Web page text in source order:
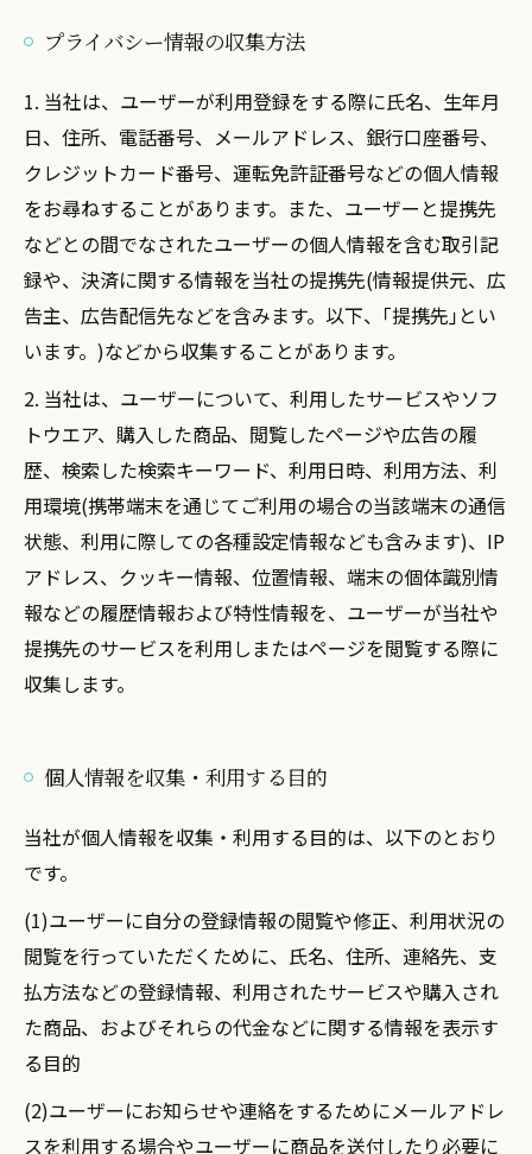
プライバシー情報の収集方法
1. 当社は、ユーザーが利用登録をする際に氏名、生年月
日、住所、電話番号、メールアドレス、銀行口座番号、
クレジットカード番号、運転免許証番号などの個人情報
をお尋ねすることがあります。また、ユーザーと提携先
などとの間でなされたユーザーの個人情報を含む取引記
録や、決済に関する情報を当社の提携先(情報提供元、広
告主、広告配信先などを含みます。以下、｢提携先｣とい
います。)などから収集することがあります。
2. 当社は、ユーザーについて、利用したサービスやソフ
トウエア、購入した商品、閲覧したページや広告の履
歴、検索した検索キーワード、利用日時、利用方法、利
用環境(携帯端末を通じてご利用の場合の当該端末の通信
状態、利用に際しての各種設定情報なども含みます)、IP
アドレス、クッキー情報、位置情報、端末の個体識別情
報などの履歴情報および特性情報を、ユーザーが当社や
提携先のサービスを利用しまたはページを閲覧する際に
収集します。
個人情報を収集・利用する目的
当社が個人情報を収集・利用する目的は、以下のとおり
です。
(1)ユーザーに自分の登録情報の閲覧や修正、利用状況の
閲覧を行っていただくために、氏名、住所、連絡先、支
払方法などの登録情報、利用されたサービスや購入され
た商品、およびそれらの代金などに関する情報を表示す
る目的
(2)ユーザーにお知らせや連絡をするためにメールアドレ
スを利用する場合やユーザーに商品を送付したり必要に